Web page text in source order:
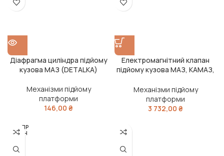
Діафрагма циліндра підйому
кузова МАЗ (DETALKA)
Механізми підйому
платформи
146,00 ₴
Електромагнітний клапан
підйому кузова МАЗ, КАМАЗ,
котушки) (DETALKA)
Механізми підйому
платформи
3 732,00 ₴
РОЗПР
ОДАН